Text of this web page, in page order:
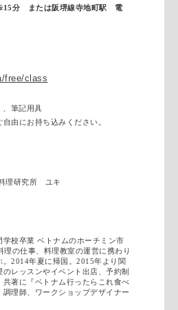
15分 または阪堺線寺地町駅 電
free/class
、筆記用具
由にお持ち込みください。
料理研究所 ユキ
学校卒業 ベトナムのホーチミン市
理の仕事、料理教室の運営に携わり
。2014年夏に帰国。2015年より関
レッスンやイベント出店、予約制
著に『ベトナム行ったらこれ食べ
調理師、ワークショップデザイナー